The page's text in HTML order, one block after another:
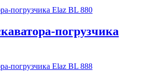
погрузчика